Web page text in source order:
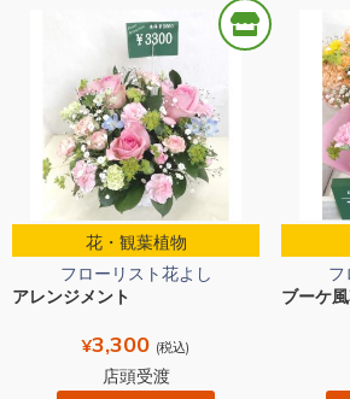
花・観葉植物
フローリスト花よし
アレンジメント
¥3,300 (税込)
店頭受渡
フ
ブーケ